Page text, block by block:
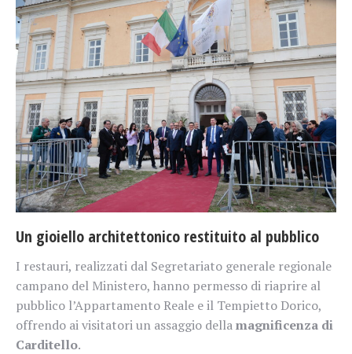
Un gioiello architettonico restituito al pubblico
I restauri, realizzati dal Segretariato generale regionale
campano del Ministero, hanno permesso di riaprire al
pubblico l’Appartamento Reale e il Tempietto Dorico,
offrendo ai visitatori un assaggio dellamagnificenza di
Carditello.